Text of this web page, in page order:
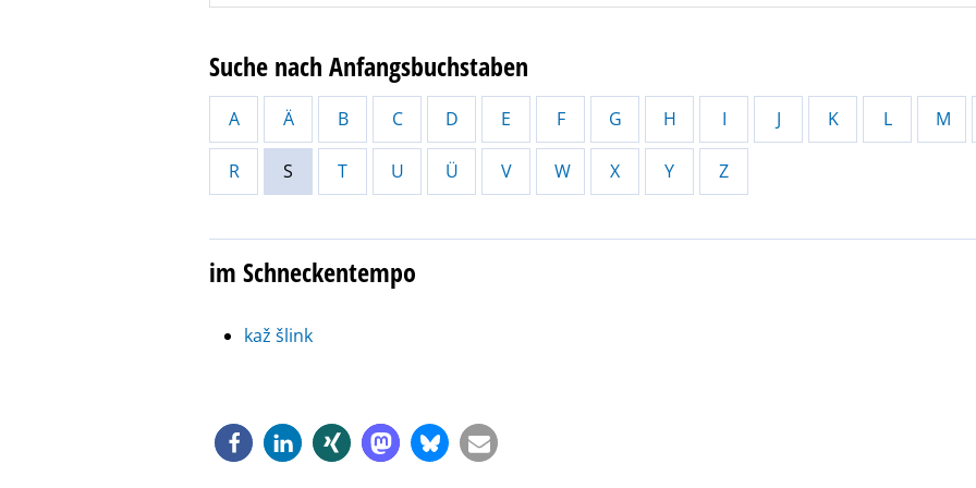
Suche nach Anfangsbuchstaben
A Ä B C D E F G H I J K L M
R S T U Ü V W X Y Z
im Schneckentempo
kaž šlink